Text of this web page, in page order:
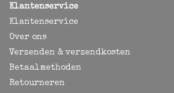
Klantenservice
Klantenservice
Over ons
Verzenden & verzendkosten
Betaalmethoden
Retourneren